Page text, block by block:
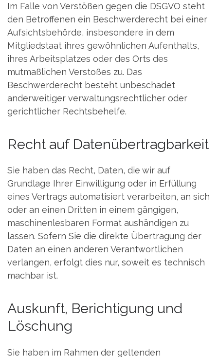
Im Falle von Verstößen gegen die DSGVO steht
den Betroffenen ein Beschwerderecht bei einer
Aufsichtsbehörde, insbesondere in dem
Mitgliedstaat ihres gewöhnlichen Aufenthalts,
ihres Arbeitsplatzes oder des Orts des
mutmaßlichen Verstoßes zu. Das
Beschwerderecht besteht unbeschadet
anderweitiger verwaltungsrechtlicher oder
gerichtlicher Rechtsbehelfe.
Recht auf Daten­übertrag­barkeit
Sie haben das Recht, Daten, die wir auf
Grundlage Ihrer Einwilligung oder in Erfüllung
eines Vertrags automatisiert verarbeiten, an sich
oder an einen Dritten in einem gängigen,
maschinenlesbaren Format aushändigen zu
lassen. Sofern Sie die direkte Übertragung der
Daten an einen anderen Verantwortlichen
verlangen, erfolgt dies nur, soweit es technisch
machbar ist.
Auskunft, Berichtigung und
Löschung
Sie haben im Rahmen der geltenden